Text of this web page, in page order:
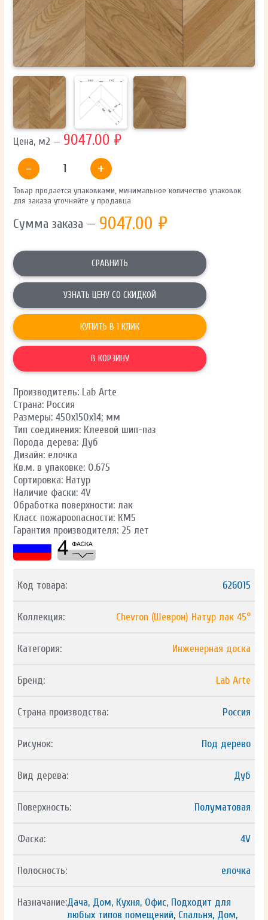
Цена, м2 — 9047.00 ₽
-
+
Товар продается упаковками, минимальное количество упаковок
для заказа уточняйте у продавца
Сумма заказа — 9047.00 ₽
СРАВНИТЬ
УЗНАТЬ ЦЕНУ СО СКИДКОЙ
КУПИТЬ В 1 КЛИК
В КОРЗИНУ
Производитель: Lab Arte
Страна: Россия
Размеры: 450х150х14; мм
Тип соединения: Клеевой шип-паз
Порода дерева: Дуб
Дизайн: елочка
Кв.м. в упаковке: 0.675
Сортировка: Натур
Наличие фаски: 4V
Обработка поверхности: лак
Класс пожароопасности: КМ5
Гарантия производителя: 25 лет
Код товара: 626015
Коллекция: Chevron (Шеврон) Натур лак 45°
Категория: Инженерная доска
Бренд: Lab Arte
Страна производства: Россия
Рисунок: Под дерево
Вид дерева: Дуб
Поверхность: Полуматовая
Фаска: 4V
Полосность: елочка
Назначание:Дача, Дом, Кухня, Офис, Подходит для
любых типов помещений, Спальня, Дом,